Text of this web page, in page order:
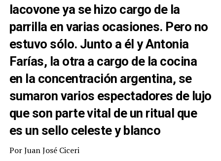
Iacovone ya se hizo cargo de la
parrilla en varias ocasiones. Pero no
estuvo sólo. Junto a él y Antonia
Farías, la otra a cargo de la cocina
en la concentración argentina, se
sumaron varios espectadores de lujo
que son parte vital de un ritual que
es un sello celeste y blanco
PorJuan José Ciceri